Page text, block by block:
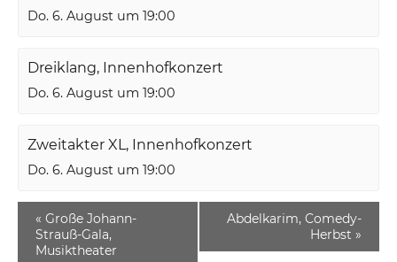
Do. 6. August um 19:00
Dreiklang, Innenhofkonzert
Do. 6. August um 19:00
Zweitakter XL, Innenhofkonzert
Do. 6. August um 19:00
« Große Johann-
Strauß-Gala,
Musiktheater
Abdelkarim, Comedy-
Herbst »